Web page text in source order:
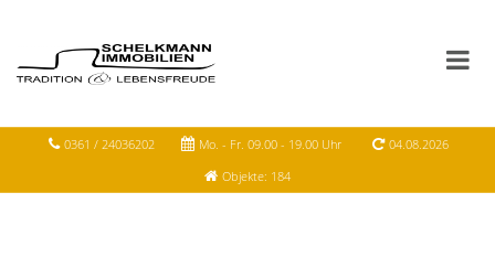
0361 / 24036202 Mo. - Fr. 09.00 - 19.00 Uhr
04.08.2026
Objekte: 184